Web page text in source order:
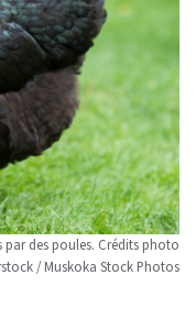
des poules. Crédits photo
/ Muskoka Stock Photos